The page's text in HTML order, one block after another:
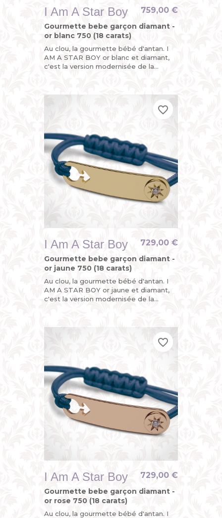
I Am A Star Boy
Gourmette bebe garçon diamant -
or blanc 750 (18 carats)
Au clou, la gourmette bébé d'antan. I
AM A STAR BOY or blanc et diamant,
c'est la version modernisée de la
759,00 €
I Am A Star Boy
Gourmette bebe garçon diamant -
or jaune 750 (18 carats)
Au clou, la gourmette bébé d'antan. I
AM A STAR BOY or jaune et diamant,
c'est la version modernisée de la
729,00 €
favorite_border
favorite_border
favorite_border
I Am A Star Boy
Gourmette bebe garçon diamant -
or rose 750 (18 carats)
Au clou, la gourmette bébé d'antan. I
729,00 €
favorite_border
favorite_border
favorite_border